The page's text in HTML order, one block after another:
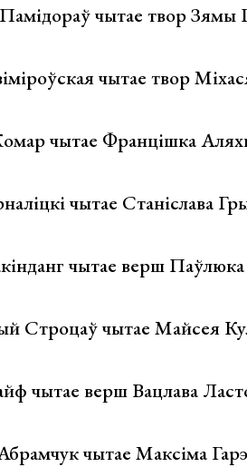
чытае твор Зямы
чытае твор
чытае Францішка
чытае Станіслава
чытае верш
Строцаў чытае Майсея
чытае верш Вацлава
чытае Максіма